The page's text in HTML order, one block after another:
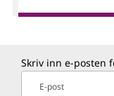
Skriv inn e-posten
E-post